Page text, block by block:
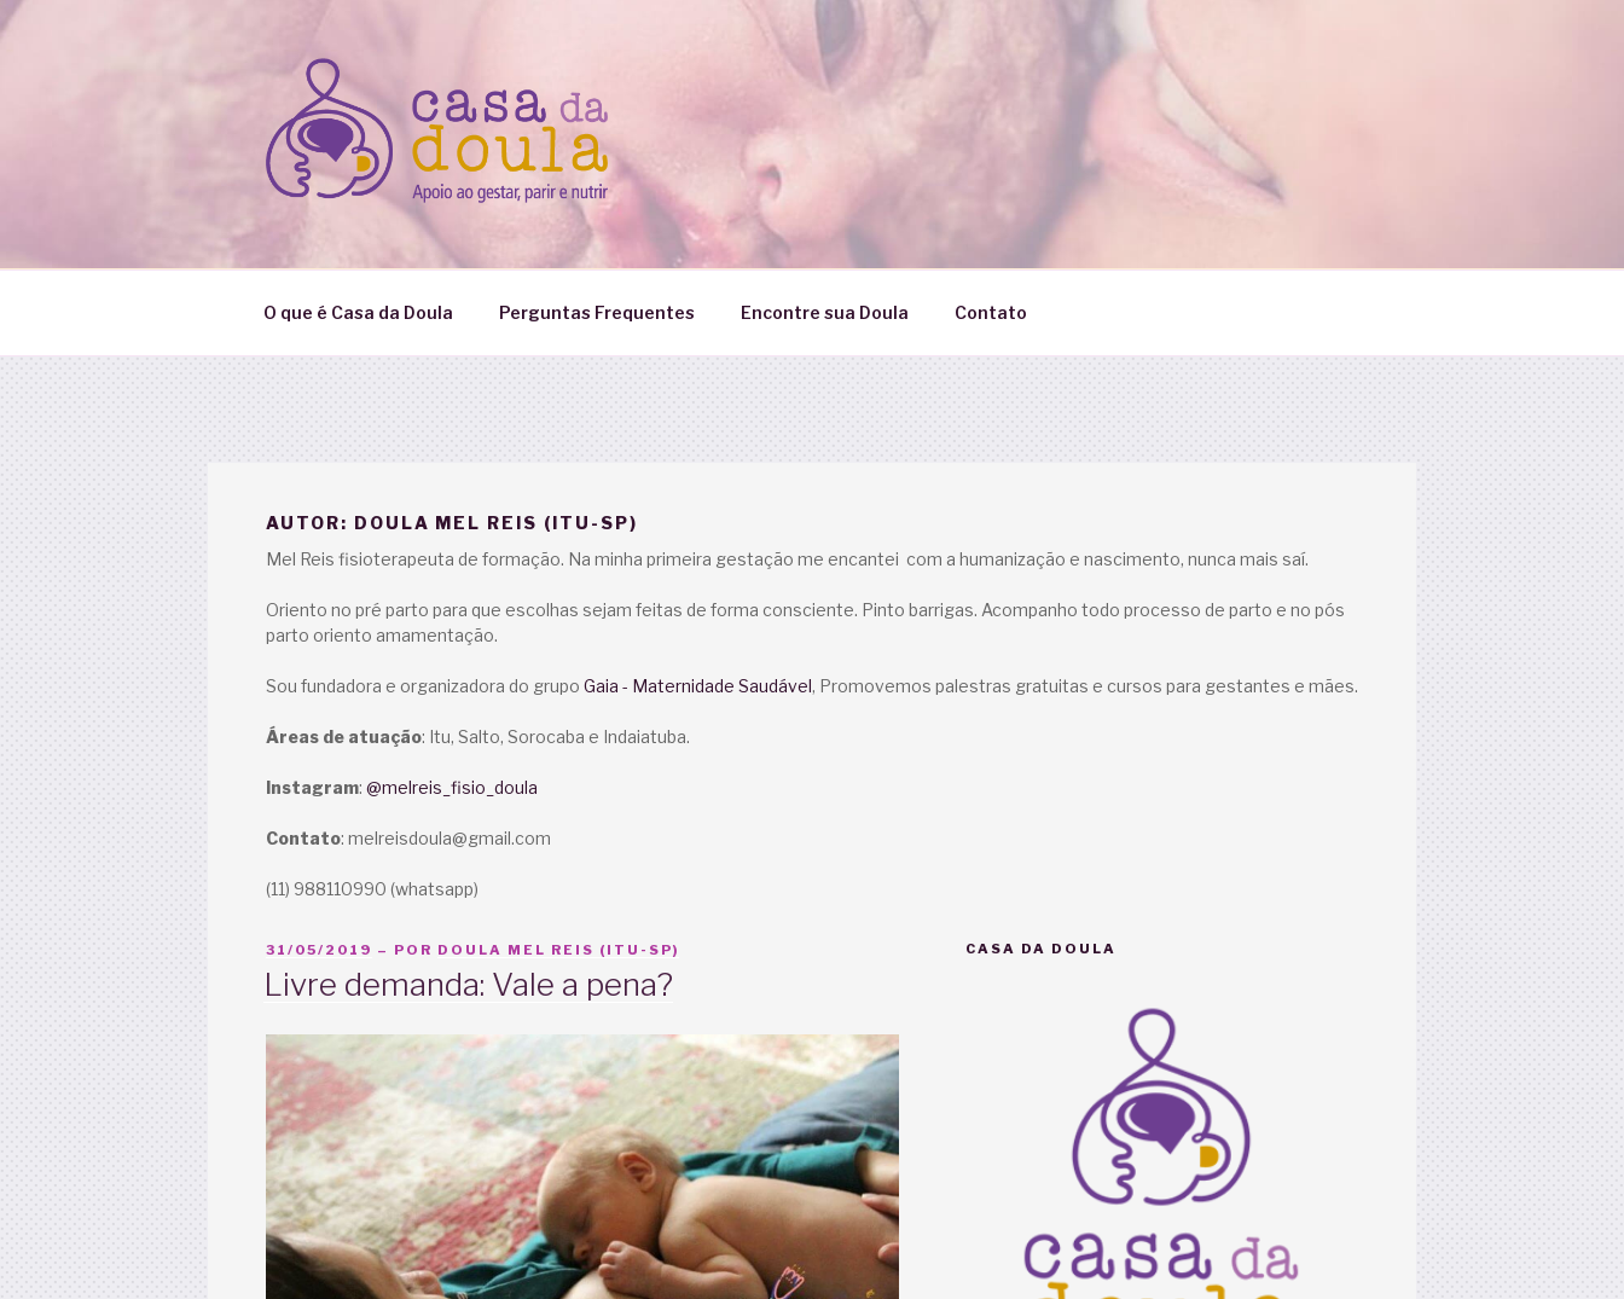
Pular
O que é Casa da Doula Perguntas Frequentes Encontre sua Doula Contato
AUTOR: DOULA MEL REIS (ITU-SP)
Mel Reis fisioterapeuta de formação. Na minha primeira gestação me encantei com a humanização e nascimento, nunca mais saí.
Oriento no pré parto para que escolhas sejam feitas de forma consciente. Pinto barrigas. Acompanho todo processo de parto e no pós
parto oriento amamentação.
Sou fundadora e organizadora do grupo Gaia - Maternidade Saudável, Promovemos palestras gratuitas e cursos para gestantes e mães.
Áreas de atuação: Itu, Salto, Sorocaba e Indaiatuba.
Instagram: @melreis_fisio_doula
Contato: melreisdoula@gmail.com
(11) 988110990 (whatsapp)
PUBLICADO
31/05/2019 – POR DOULA MEL REIS (ITU-SP)
Livre demanda: Vale a pena?
CASA DA DOULA